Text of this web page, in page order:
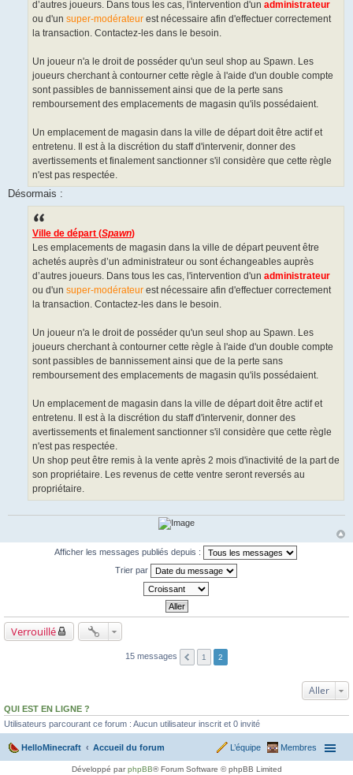
d’autres joueurs. Dans tous les cas, l'intervention d'un administrateur
ou d'un super-modérateur est nécessaire afin d'effectuer correctement
la transaction. Contactez-les dans le besoin.
Un joueur n'a le droit de posséder qu'un seul shop au Spawn. Les
joueurs cherchant à contourner cette règle à l'aide d'un double compte
sont passibles de bannissement ainsi que de la perte sans
remboursement des emplacements de magasin qu'ils possédaient.
Un emplacement de magasin dans la ville de départ doit être actif et
entretenu. Il est à la discrétion du staff d'intervenir, donner des
avertissements et finalement sanctionner s'il considère que cette règle
n'est pas respectée.
Désormais :
Ville de départ (Spawn)
Les emplacements de magasin dans la ville de départ peuvent être
achetés auprès d’un administrateur ou sont échangeables auprès
d’autres joueurs. Dans tous les cas, l'intervention d'un administrateur
ou d'un super-modérateur est nécessaire afin d'effectuer correctement
la transaction. Contactez-les dans le besoin.
Un joueur n'a le droit de posséder qu'un seul shop au Spawn. Les
joueurs cherchant à contourner cette règle à l'aide d'un double compte
sont passibles de bannissement ainsi que de la perte sans
remboursement des emplacements de magasin qu'ils possédaient.
Un emplacement de magasin dans la ville de départ doit être actif et
entretenu. Il est à la discrétion du staff d'intervenir, donner des
avertissements et finalement sanctionner s'il considère que cette règle
n'est pas respectée.
Un shop peut être remis à la vente après 2 mois d'inactivité de la part de
son propriétaire. Les revenus de cette ventre seront reversés au
propriétaire.
Afficher les messages publiés depuis :
Trier par
Verrouillé
15 messages 1 2
Aller
QUI EST EN LIGNE ?
Utilisateurs parcourant ce forum : Aucun utilisateur inscrit et 0 invité
HelloMinecraft Accueil du forum Membres
L’équipe
Développé parphpBB® Forum Software © phpBB Limited